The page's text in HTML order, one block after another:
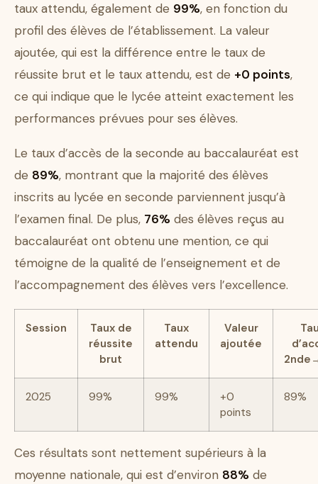
taux attendu, également de 99%, en fonction du
profil des élèves de l’établissement. La valeur
ajoutée, qui est la différence entre le taux de
réussite brut et le taux attendu, est de +0 points,
ce qui indique que le lycée atteint exactement les
performances prévues pour ses élèves.
Le taux d’accès de la seconde au baccalauréat est
de 89%, montrant que la majorité des élèves
inscrits au lycée en seconde parviennent jusqu’à
l’examen final. De plus, 76% des élèves reçus au
baccalauréat ont obtenu une mention, ce qui
témoigne de la qualité de l’enseignement et de
l’accompagnement des élèves vers l’excellence.
Session
Taux de
réussite
brut
Taux
attendu
Valeur
ajoutée
2025 99% 99%
+0
points
89%
Ces résultats sont nettement supérieurs à la
moyenne nationale, qui est d’environ 88% de